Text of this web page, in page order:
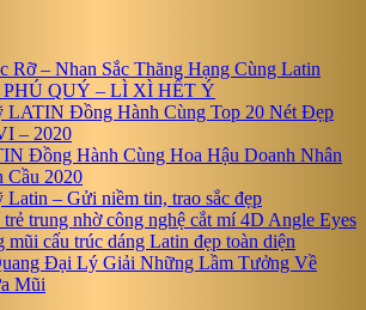
Rỡ – Nhan Sắc Thăng Hạng Cùng Latin
QUÝ – LÌ XÌ HẾT Ý
LATIN Đồng Hành Cùng Top 20 Nét Đẹp
– 2020
Đồng Hành Cùng Hoa Hậu Doanh Nhân
Cầu 2020
– Gửi niềm tin, trao sắc đẹp
trung nhờ công nghệ cắt mí 4D Angle Eyes
mũi cấu trúc dáng Latin đẹp toàn diện
Đại Lý Giải Những Lầm Tưởng Về
Mũi